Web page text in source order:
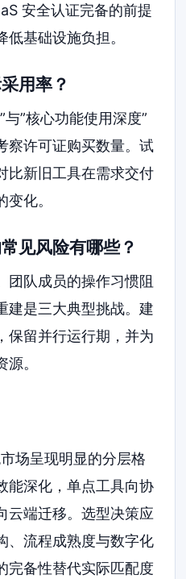
安全认证完备的前提
基础设施负担。
用率？
”核心功能使用深度”
察许可证购买数量。试
比新旧工具在需求交付
化。
见风险有哪些？
团队成员的操作习惯阻
建是三大典型挑战。建
保留并行运行期，并为
。
场呈现明显的分层格
能深化，单点工具向协
云端迁移。选型决策应
、流程成熟度与数字化
完备性替代实际匹配度